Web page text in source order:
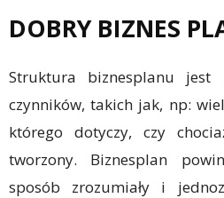
DOBRY BIZNES
Struktura biznesplanu jest
czynników, takich jak, np:
którego dotyczy, czy
tworzony. Biznesplan
sposób zrozumiały i